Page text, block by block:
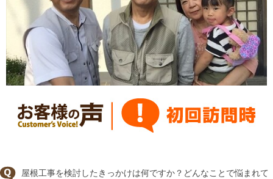
屋根工事を検討したきっかけは何ですか？どんなことで悩まれて